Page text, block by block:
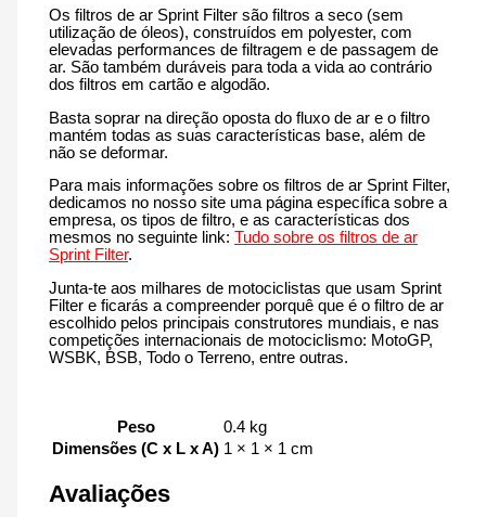
Os filtros de ar Sprint Filter são filtros a seco (sem
utilização de óleos), construídos em polyester, com
elevadas performances de filtragem e de passagem de
ar. São também duráveis para toda a vida ao contrário
dos filtros em cartão e algodão.
Basta soprar na direção oposta do fluxo de ar e o filtro
mantém todas as suas características base, além de
não se deformar.
Para mais informações sobre os filtros de ar Sprint Filter,
dedicamos no nosso site uma página específica sobre a
empresa, os tipos de filtro, e as características dos
mesmos no seguinte link:Tudo sobre os filtros de ar
Sprint Filter.
Junta-te aos milhares de motociclistas que usam Sprint
Filter e ficarás a compreender porquê que é o filtro de ar
escolhido pelos principais construtores mundiais, e nas
competições internacionais de motociclismo: MotoGP,
WSBK, BSB, Todo o Terreno, entre outras.
Peso
0.4 kg
Dimensões (C x L x A) 1 × 1 × 1 cm
Avaliações